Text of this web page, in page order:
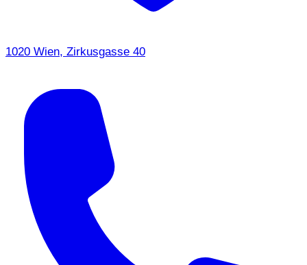
1020 Wien, Zirkusgasse 40